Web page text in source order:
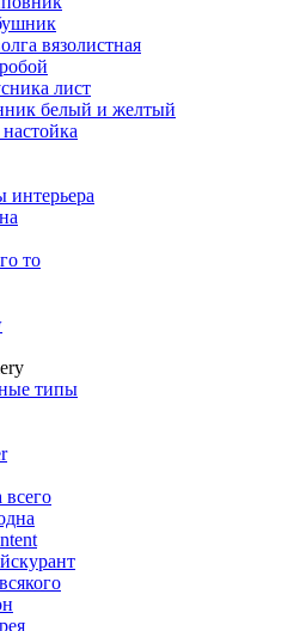
вязолистная
лист
белый и желтый
интерьера
то
типы